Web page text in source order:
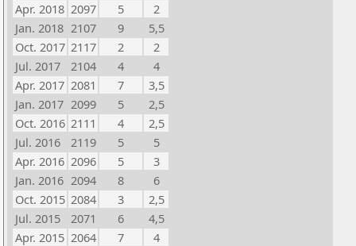
Apr. 2018 2097 5
2
Jan. 2018 2107 9
5,5
Oct. 2017 2117 2
2
Jul. 2017
2104 4
4
Apr. 2017 2081 7
3,5
Jan. 2017 2099 5
2,5
Oct. 2016 2111 4
2,5
Jul. 2016
2119 5
5
Apr. 2016 2096 5
3
Jan. 2016 2094 8
6
Oct. 2015 2084 3
2,5
Jul. 2015
2071 6
4,5
Apr. 2015 2064 7
4